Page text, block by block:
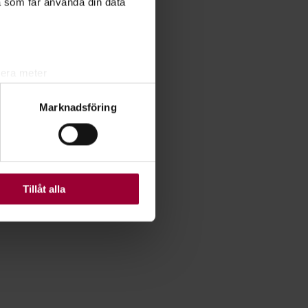
meter
. Du kan ändra
Vissa kakor är
Marknadsföring
Tillåt alla